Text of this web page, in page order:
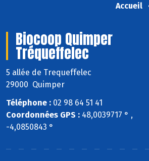
Accueil
Biocoop Quimper
Tréqueffelec
5 allée de Trequeffelec
29000 Quimper
Téléphone : 02 98 64 51 41
Coordonnées GPS : 48,0039717 ° ,
-4,0850843 °